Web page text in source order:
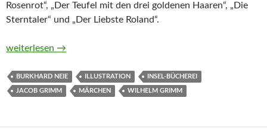
Rosenrot“, „Der Teufel mit den drei goldenen Haaren“, „Die
Sterntaler“ und „Der Liebste Roland“.
Die zertanzten Schuhe und andere Märchen von Jacob
weiterlesen →
BURKHARD NEIE ILLUSTRATION INSEL-BÜCHEREI
JACOB GRIMM MÄRCHEN WILHELM GRIMM